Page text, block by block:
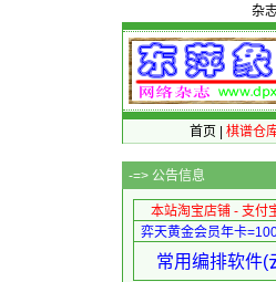
杂
首页 棋谱仓
-=> 公告信息
本站淘宝店铺 - 支付
弈天黄金会员年卡
常用编排软件(